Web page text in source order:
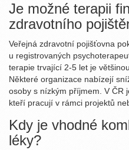
Je možné terapii
zdravotního
Veřejná zdravotní pojišťovna
u registrovaných
terapie trvající 2-5 let je
Některé organizace nabízejí
osoby s nízkým příjmem. V ČR
kteří pracují v rámci projektů
Kdy je vhodné
léky?